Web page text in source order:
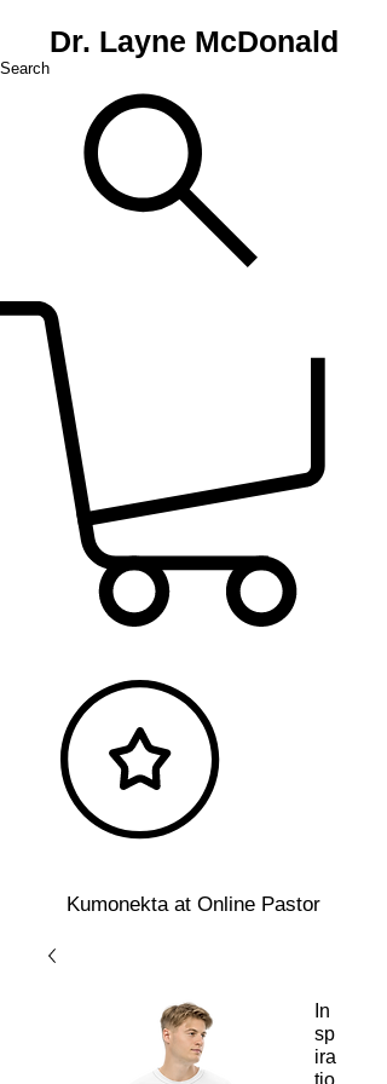
Dr. Layne McDonald
Search
Kumonekta at Online Pastor
In
sp
ira
tio